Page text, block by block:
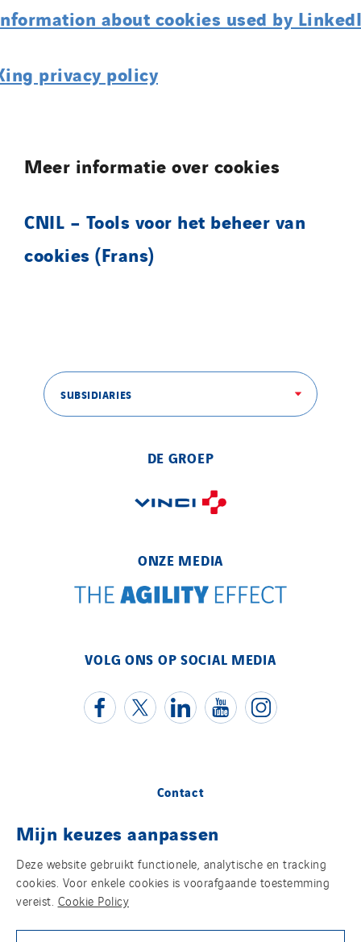
about cookies used by
privacy policy
Meer informatie over cookies
CNIL – Tools voor het beheer van
cookies (Frans)
SUBSIDIARIES
DE GROEP
ONZE MEDIA
VOLG ONS OP SOCIAL MEDIA
Contact
Juridische informatie
Cookies
Mijn keuzes aanpassen
Deze website gebruikt functionele, analytische en tracking
cookies. Voor enkele cookies is voorafgaande toestemming
vereist. Cookie Policy